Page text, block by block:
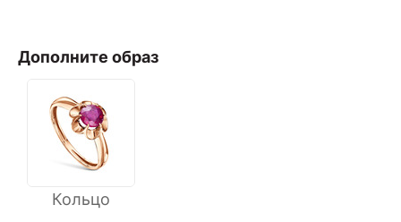
Дополните образ
Кольцо